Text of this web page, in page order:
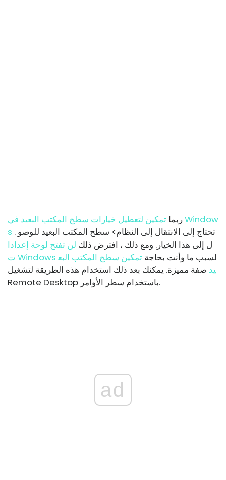
ربما تمكين لتعطيل خيارات سطح المكتب البعيد في Window
s . تحتاج إلى الانتقال إلى النظام> سطح المكتب البعيد للوصو
ل إلى هذا الخيار. ومع ذلك ، افترض ذلك لن تفتح لوحة إعدادا
ت Windows
لسبب ما وأنت بحاجة تمكين سطح المكتب البع
يد صفة مميزة. يمكنك بعد ذلك استخدام هذه الطريقة لتشغيل
Remote Desktop باستخدام سطر الأوامر.
ad